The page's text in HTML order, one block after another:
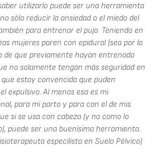
utilizarlo puede ser una herramienta
sólo reducir la ansiedad o el miedo del
para entrenar el pujo. Teniendo en
mujeres paren con epidural (sea por lo
de que previamente hayan entrenado
no solamente tengan más seguridad en
estoy convencida que puden
expulsivo. Al menos esa es mi
para mi parto y para con el de mis
si se usa con cabeza (y no como lo
puede ser una buenísima herramienta.
especilista en Suelo Pélvico)